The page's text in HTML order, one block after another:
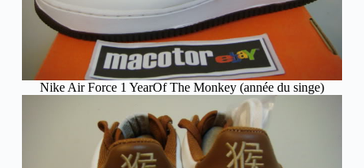
Nike Air Force 1 YearOf The Monkey (année du singe)